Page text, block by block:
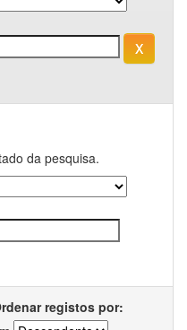
da pesquisa.
registos por: